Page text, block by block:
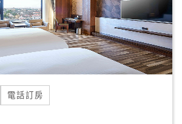
電話訂房